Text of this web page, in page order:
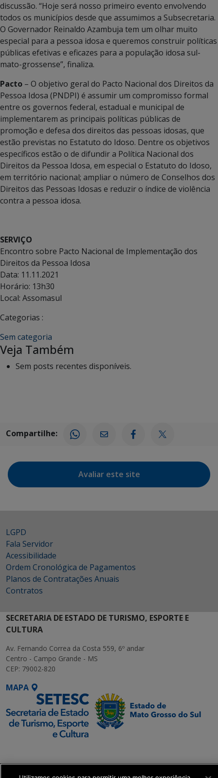
discussão. “Hoje será nosso primeiro evento envolvendo
todos os municípios desde que assumimos a Subsecretaria.
O Governador Reinaldo Azambuja tem um olhar muito
especial para a pessoa idosa e queremos construir políticas
públicas efetivas e eficazes para a população idosa sul-
mato-grossense”, finaliza.
Pacto – O objetivo geral do Pacto Nacional dos Direitos da
Pessoa Idosa (PNDPI) é assumir um compromisso formal
entre os governos federal, estadual e municipal de
implementarem as principais políticas públicas de
promoção e defesa dos direitos das pessoas idosas, que
estão previstas no Estatuto do Idoso. Dentre os objetivos
específicos estão o de difundir a Política Nacional dos
Direitos da Pessoa Idosa, em especial o Estatuto do Idoso,
em território nacional; ampliar o número de Conselhos dos
Direitos das Pessoas Idosas e reduzir o índice de violência
contra a pessoa idosa.
SERVIÇO
Encontro sobre Pacto Nacional de Implementação dos
Direitos da Pessoa Idosa
Data: 11.11.2021
Horário: 13h30
Local: Assomasul
Categorias :
Sem categoria
Veja Também
Sem posts recentes disponíveis.
Compartilhe:
Avaliar este site
LGPD
Fala Servidor
Acessibilidade
Ordem Cronológica de Pagamentos
Planos de Contratações Anuais
Contratos
SECRETARIA DE ESTADO DE TURISMO, ESPORTE E
CULTURA
Av. Fernando Correa da Costa 559, 6º andar
Centro - Campo Grande - MS
CEP: 79002-820
MAPA
Executiva de
Transformação Digital